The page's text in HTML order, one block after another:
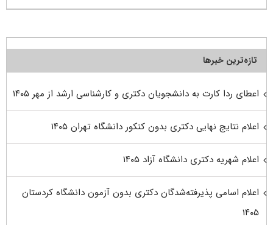
تازه‌ترین خبرها
اعطای ردا کارت به دانشجویان دکتری و کارشناسی ارشد از مهر ۱۴۰۵
اعلام نتایج نهایی دکتری بدون کنکور دانشگاه تهران ۱۴۰۵
اعلام شهریه دکتری دانشگاه آزاد ۱۴۰۵
اعلام اسامی پذیرفته‌شدگان دکتری بدون آزمون دانشگاه کردستان
۱۴۰۵